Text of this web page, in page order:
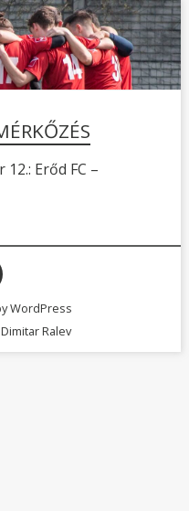
Erőd FC –
WordPress
Dimitar Ralev